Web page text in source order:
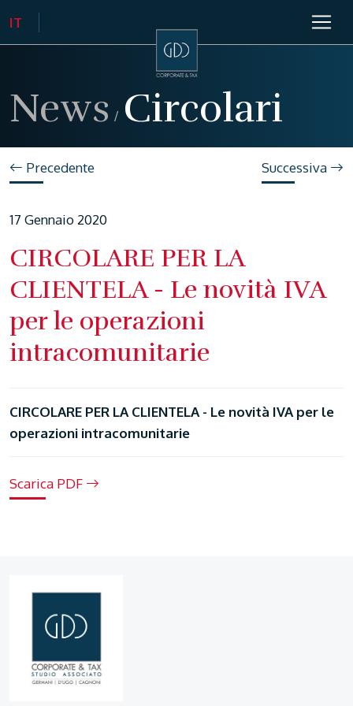
News / Circolari
Precedente Successiva
17 Gennaio 2020
CIRCOLARE PER LA
CLIENTELA - Le novità IVA
per le operazioni
intracomunitarie
CIRCOLARE PER LA CLIENTELA - Le novità IVA per le
operazioni intracomunitarie
Scarica PDF